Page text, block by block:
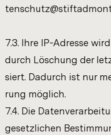
7.3. Ihre IP-​Adresse
durch Lö­schung der
siert. Da­durch ist nur
rung mög­lich.
7.4. Die
ge­setz­li­chen